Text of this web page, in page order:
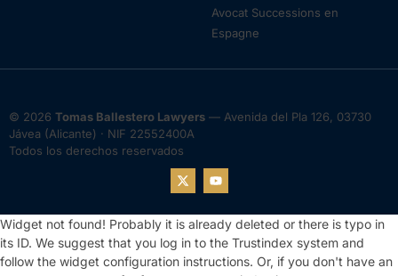
Avocat Successions en
Espagne
© 2026 Tomas Ballestero Lawyers — Avenida del Pla 126, 03730
Jávea (Alicante) · NIF 22552400A
Todos los derechos reservados
Widget not found! Probably it is already deleted or there is typo in
its ID. We suggest that you log in to the Trustindex system and
follow the widget configuration instructions. Or, if you don't have an